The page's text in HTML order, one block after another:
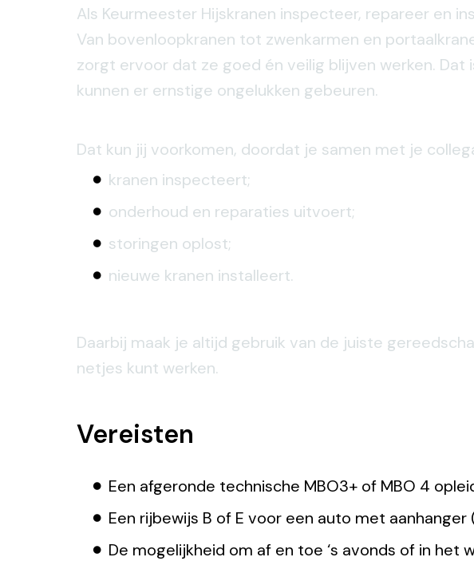
Als Keurmeester Hijskranen inspecteer, repareer en
Van bovenloopkranen tot zwenkarmen en
zorgt ervoor dat ze goed én veilig blijven werken.
kunnen er ernstige ongelukken gebeuren.
Dat kun jij voorkomen, doordat je samen met je
kranen inspecteert;
onderhoud en reparaties uitvoert;
storingen oplost;
nieuwe kranen installeert.
Daarbij maak je altijd gebruik van de juiste
netjes kunt werken.
Vereisten
Een afgeronde technische MBO3+ of MBO 4
Een rijbewijs B of E voor een auto met
De mogelijkheid om af en toe ‘s avonds of in het